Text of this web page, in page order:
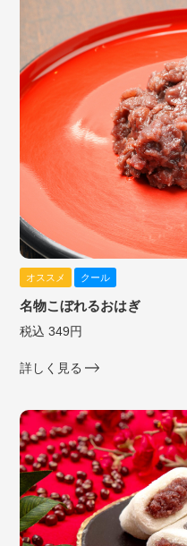
オススメ クール
名物こぼれるおはぎ
税込 349円
詳しく見る